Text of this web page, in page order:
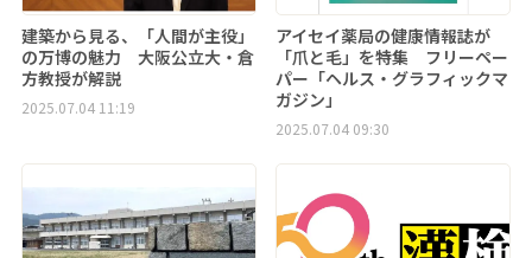
建築から見る、「人間が主役」
の万博の魅力 大阪公立大・倉
方教授が解説
2025.07.04 11:19
アイセイ薬局の健康情報誌が
「爪と毛」を特集 フリーペー
パー「ヘルス・グラフィックマ
ガジン」
2025.07.04 09:30